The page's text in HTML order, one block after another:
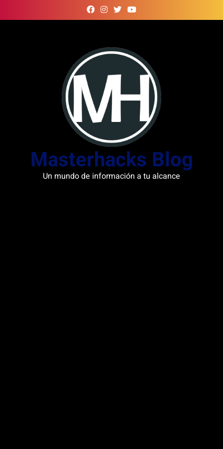
to
Masterhacks Blog
Un mundo de información a tu alcance